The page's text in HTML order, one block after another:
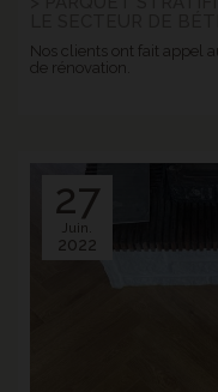
Nos clients ont fait appel
de rénovation.
27
Juin.
2022